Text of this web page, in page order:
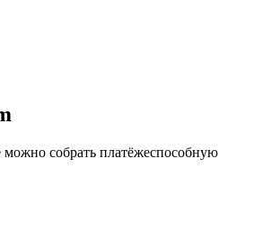
собрать платёжеспособную